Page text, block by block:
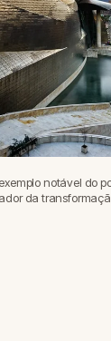
notável do
da